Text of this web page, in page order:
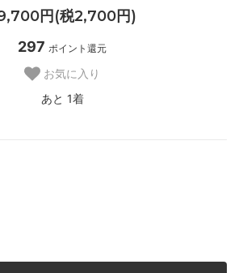
円(税2,700円)
297 ポイント還元
お気に入り
あと 1着